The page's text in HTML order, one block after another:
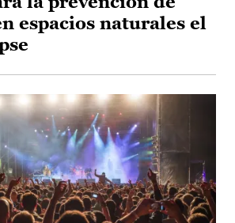
espacios naturales el